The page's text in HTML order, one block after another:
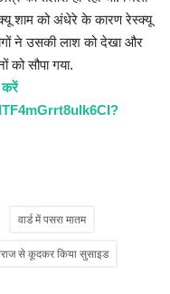
शाम को अंधेरे के कारण रेस्क्यू
ने उसकी लाश को देखा और
सौपा गया.
करें
वार्ड में पसरा मातम
से कूदकर किया सुसाइड